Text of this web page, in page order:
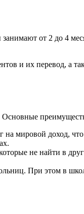
от 2 до 4
и их перевод, а
Основные
мировой доход,
не найти в
При этом в